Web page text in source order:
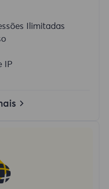
Ilimitadas
IP